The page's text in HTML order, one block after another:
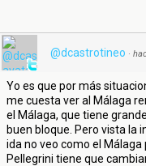
@dcastrotineo ·
Yo es que por más
me cuesta ver al Málaga
el Málaga, que tiene
buen bloque. Pero vista la
ida no veo como el
Pellegrini tiene que